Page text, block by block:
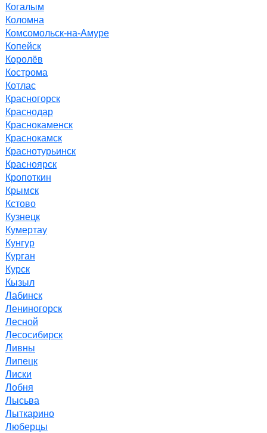
Когалым
Коломна
Комсомольск-на-Амуре
Копейск
Королёв
Кострома
Котлас
Красногорск
Краснодар
Краснокаменск
Краснокамск
Краснотурьинск
Красноярск
Кропоткин
Крымск
Кстово
Кузнецк
Кумертау
Кунгур
Курган
Курск
Кызыл
Лабинск
Лениногорск
Лесной
Лесосибирск
Ливны
Липецк
Лиски
Лобня
Лысьва
Лыткарино
Люберцы